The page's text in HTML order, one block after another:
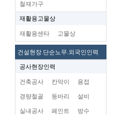
철재가구
재활용고물상
재활용센타 고물상
건설현장.단순노무.외국인인력
공사현장인력
건축공사 칸막이 용접
경량철골 동바리 설비
실내공사 페인트 방수